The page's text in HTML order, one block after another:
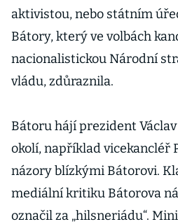
aktivistou, nebo státním
Bátory, který ve volbách
nacionalistickou Národní
vládu, zdůraznila.
Bátoru hájí prezident
okolí, například vicekancléř
názory blízkými Bátorovi.
mediální kritiku Bátorova
označil za „hilsneriádu“.